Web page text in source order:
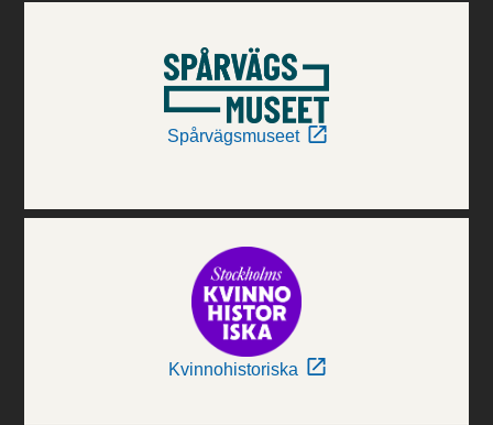
Spårvägsmuseet
Kvinnohistoriska